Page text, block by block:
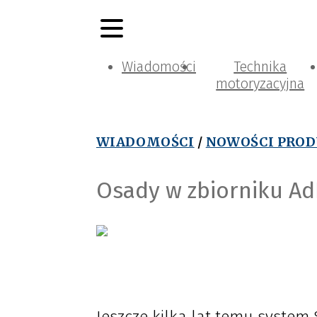
Wiadomości
Technika
motoryzacyjna
WIADOMOŚCI / NOWOŚCI
Osady w zbiorniku